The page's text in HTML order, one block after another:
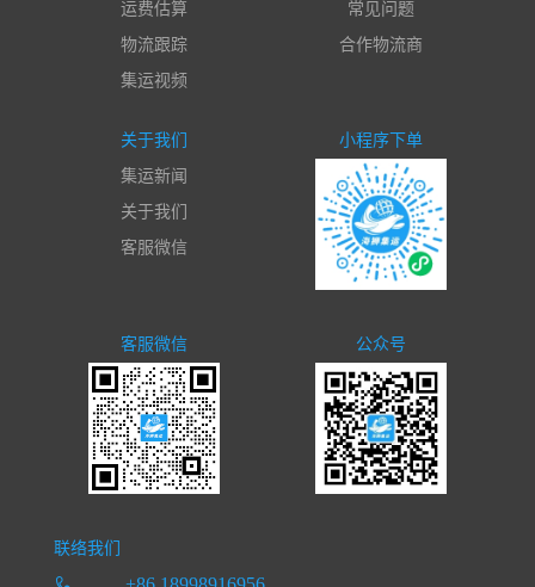
运费估算
物流跟踪
集运视频
常见问题
合作物流商
关于我们
集运新闻
关于我们
客服微信
小程序下单
客服微信 公众号
联络我们